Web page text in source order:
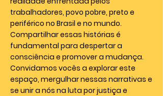
trabalhadores, povo pobre, preto e
periférico no Brasil e no mundo.
Compartilhar essas histórias é
fundamental para despertar a
consciência e promover a mudança.
Convidamos vocês a explorar este
espaço, mergulhar nessas narrativas e
se unir a nós na luta por justiça e